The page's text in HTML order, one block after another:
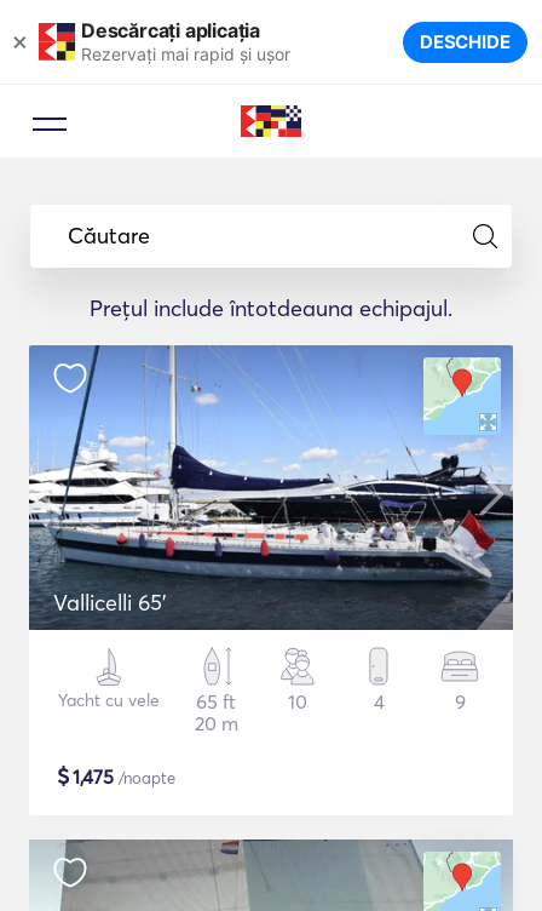
× Descărcați aplicația
Rezervați mai rapid și ușor DESCHIDE
Căutare
Prețul include întotdeauna echipajul.
Vallicelli 65'
Yacht cu vele
65 ft
20 m
10 4 9
$1,475 /noapte